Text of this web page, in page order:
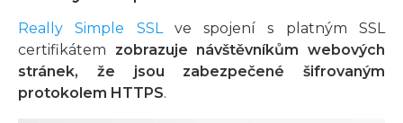
Really Simple SSL
ve spojení s platným SSL
certifikátem zobrazuje návštěvníkům webových
stránek, že jsou zabezpečené šifrovaným
protokolem HTTPS.